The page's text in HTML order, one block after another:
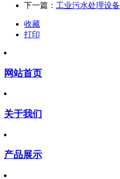
下一篇： 工业污水处理设备
收藏
打印
网站首页
关于我们
产品展示